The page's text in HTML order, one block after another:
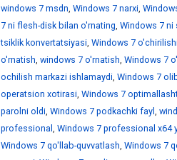
windows 7 msdn, Windows 7 narxi,
7 ni flesh-disk bilan o'rnating, Windows 7
tsiklik konvertatsiyasi, Windows 7
o'rnatish, windows 7 o'rnatish, Windows 7
ochilish markazi ishlamaydi, Windows 7
operatsion xotirasi, Windows 7
parolni oldi, Windows 7 podkachki fayl ,
professional , Windows 7 professional x64
Windows 7 qo'llab-quvvatlash, Windows 7